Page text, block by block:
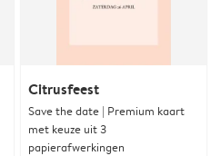
Citrusfeest
Save the date | Premium kaart
met keuze uit 3
papierafwerkingen